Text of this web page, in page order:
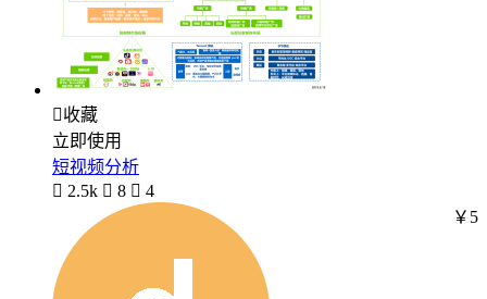
收藏
立即使用
短视频分析
 2.5k  8  4
￥5